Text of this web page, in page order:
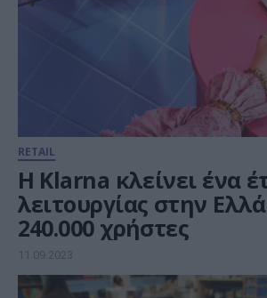
RETAIL
Η Klarna κλείνει ένα
λειτουργίας στην
240.000 χρήστες
11.09.2023